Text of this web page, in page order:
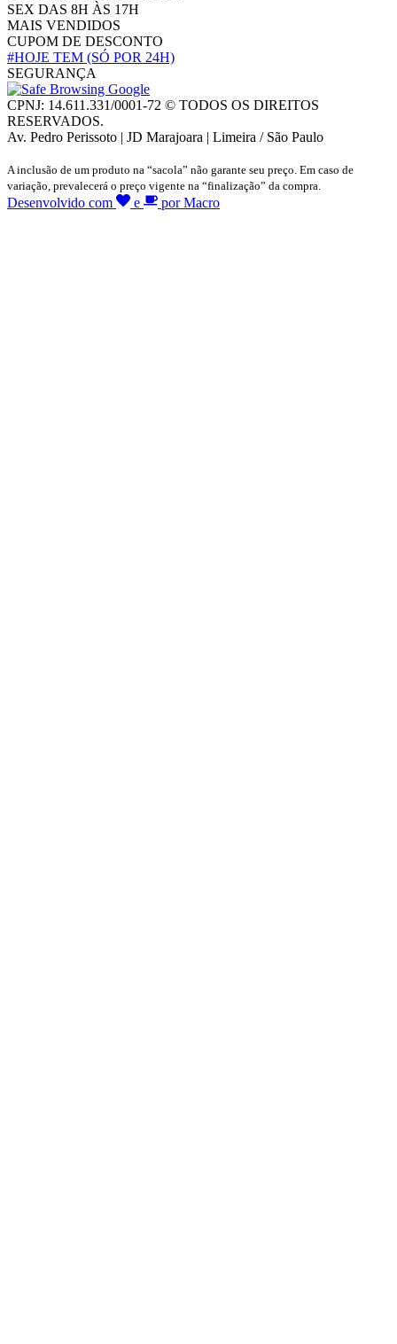
SEX DAS 8H ÀS 17H
MAIS VENDIDOS
CUPOM DE DESCONTO
#HOJE TEM (SÓ POR 24H)
SEGURANÇA
CPNJ: 14.611.331/0001-72 © TODOS OS DIREITOS
RESERVADOS.
Av. Pedro Perissoto | JD Marajoara | Limeira / São Paulo
A inclusão de um produto na “sacola” não garante seu preço. Em caso de
variação, prevalecerá o preço vigente na “finalização” da compra.
Desenvolvido com e por Macro